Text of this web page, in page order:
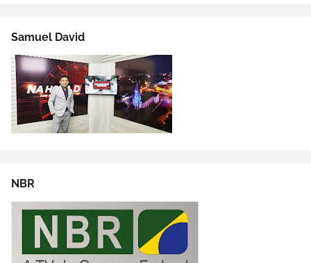
Samuel David
NBR